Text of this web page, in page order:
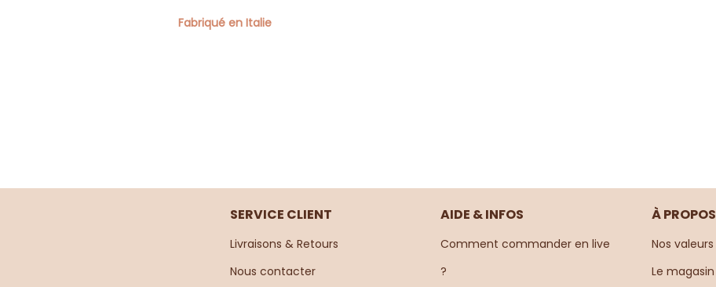
Fabriqué en Italie
SERVICE CLIENT
Livraisons & Retours
Nous contacter​
AIDE & INFOS
Comment commander en live
?
À PROPOS
Nos valeurs
Le magasin